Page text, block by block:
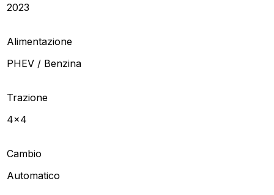
2023
Alimentazione
PHEV / Benzina
Trazione
4x4
Cambio
Automatico